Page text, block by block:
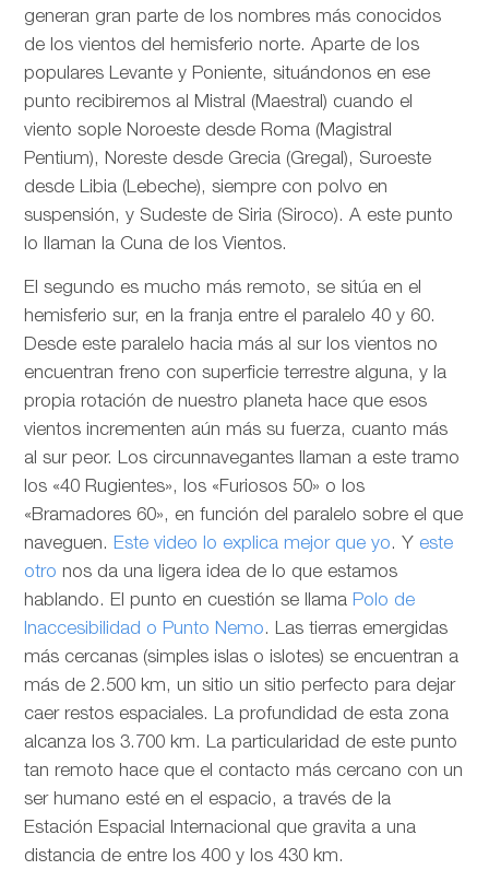
generan gran parte de los nombres más conocidos
de los vientos del hemisferio norte. Aparte de los
populares Levante y Poniente, situándonos en ese
punto recibiremos al Mistral (Maestral) cuando el
viento sople Noroeste desde Roma (Magistral
Pentium), Noreste desde Grecia (Gregal), Suroeste
desde Libia (Lebeche), siempre con polvo en
suspensión, y Sudeste de Siria (Siroco). A este punto
lo llaman la Cuna de los Vientos.
El segundo es mucho más remoto, se sitúa en el
hemisferio sur, en la franja entre el paralelo 40 y 60.
Desde este paralelo hacia más al sur los vientos no
encuentran freno con superficie terrestre alguna, y la
propia rotación de nuestro planeta hace que esos
vientos incrementen aún más su fuerza, cuanto más
al sur peor. Los circunnavegantes llaman a este tramo
los «40 Rugientes», los «Furiosos 50» o los
«Bramadores 60», en función del paralelo sobre el que
naveguen. Este video lo explica mejor que yo. Y este
otro nos da una ligera idea de lo que estamos
hablando. El punto en cuestión se llama Polo de
Inaccesibilidad o Punto Nemo. Las tierras emergidas
más cercanas (simples islas o islotes) se encuentran a
más de 2.500 km, un sitio un sitio perfecto para dejar
caer restos espaciales. La profundidad de esta zona
alcanza los 3.700 km. La particularidad de este punto
tan remoto hace que el contacto más cercano con un
ser humano esté en el espacio, a través de la
Estación Espacial Internacional que gravita a una
distancia de entre los 400 y los 430 km.